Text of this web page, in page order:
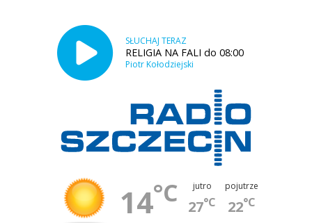
SŁUCHAJ TERAZ
RELIGIA NA FALI do 08:00
Piotr Kołodziejski
14°C jutro
27°C
pojutrze
22°C